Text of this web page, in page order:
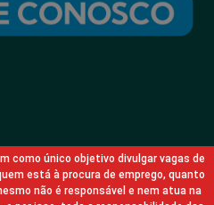
como único objetivo divulgar vagas de
está à procura de emprego, quanto
não é responsável e nem atua na